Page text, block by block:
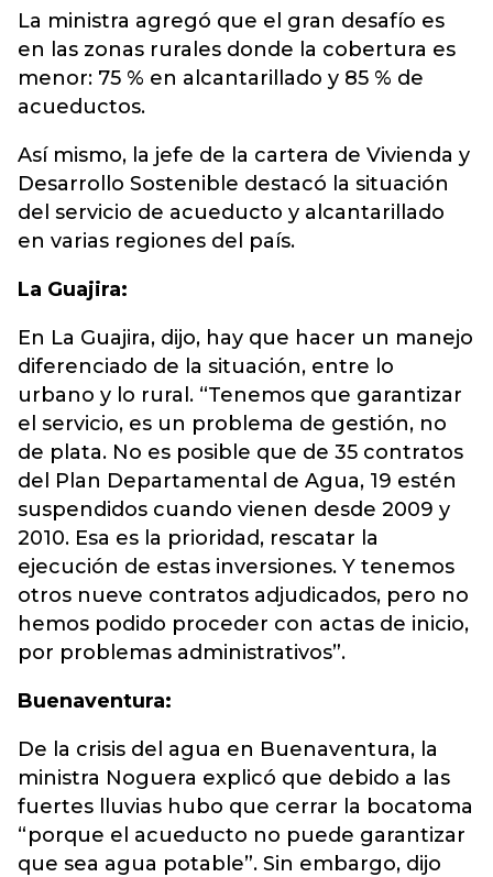
La ministra agregó que el gran desafío es
en las zonas rurales donde la cobertura es
menor: 75 % en alcantarillado y 85 % de
acueductos.
Así mismo, la jefe de la cartera de Vivienda y
Desarrollo Sostenible destacó la situación
del servicio de acueducto y alcantarillado
en varias regiones del país.
La Guajira:
En La Guajira, dijo, hay que hacer un manejo
diferenciado de la situación, entre lo
urbano y lo rural. “Tenemos que garantizar
el servicio, es un problema de gestión, no
de plata. No es posible que de 35 contratos
del Plan Departamental de Agua, 19 estén
suspendidos cuando vienen desde 2009 y
2010. Esa es la prioridad, rescatar la
ejecución de estas inversiones. Y tenemos
otros nueve contratos adjudicados, pero no
hemos podido proceder con actas de inicio,
por problemas administrativos”.
Buenaventura:
De la crisis del agua en Buenaventura, la
ministra Noguera explicó que debido a las
fuertes lluvias hubo que cerrar la bocatoma
“porque el acueducto no puede garantizar
que sea agua potable”. Sin embargo, dijo